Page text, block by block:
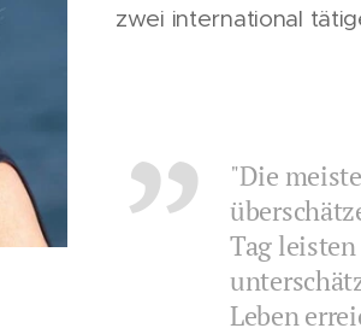
zwei international
"Die
Tag
Leben